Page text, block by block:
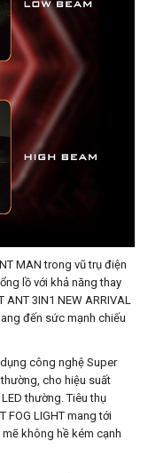
MAN trong vũ trụ điện
lồ với khả năng thay
ANT 3IN1 NEW ARRIVAL
đến sức mạnh chiếu
dụng công nghệ Super
cho hiệu suất
thường. Tiêu thụ
FOG LIGHT mang tới
không hề kém cạnh